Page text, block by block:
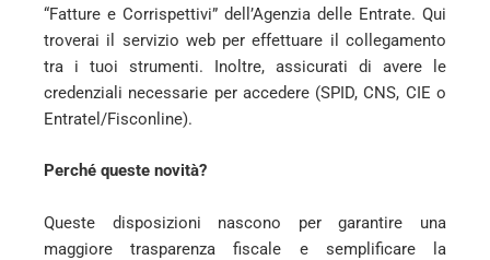
“Fatture e Corrispettivi” dell’Agenzia delle Entrate. Qui
troverai il servizio web per effettuare il collegamento
tra i tuoi strumenti. Inoltre, assicurati di avere le
credenziali necessarie per accedere (SPID, CNS, CIE o
Entratel/Fisconline).
Perché queste novità?
Queste disposizioni nascono per garantire una
maggiore trasparenza fiscale e semplificare la